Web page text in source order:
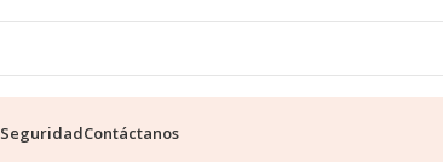
SeguridadContáctanos